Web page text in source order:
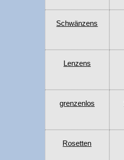
Schwänzens
Lenzens
grenzenlos
Rosetten